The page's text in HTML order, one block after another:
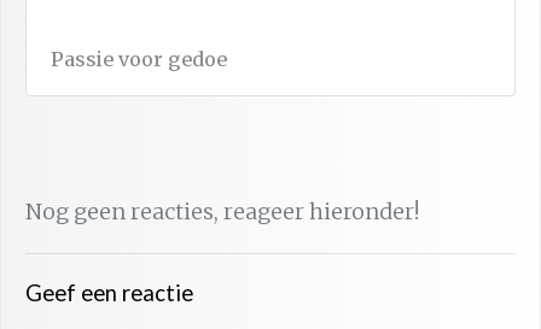
Passie voor gedoe
Nog geen reacties, reageer hieronder!
Geef een reactie